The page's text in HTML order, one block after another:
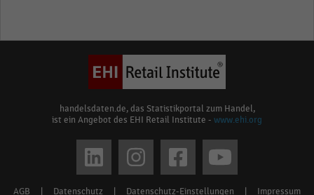
handelsdaten.de, das Statistikportal zum Handel,
ist ein Angebot des EHI Retail Institute - www.ehi.org
AGB Datenschutz Datenschutz-Einstellungen Impressum